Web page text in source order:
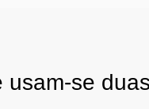
usam-se